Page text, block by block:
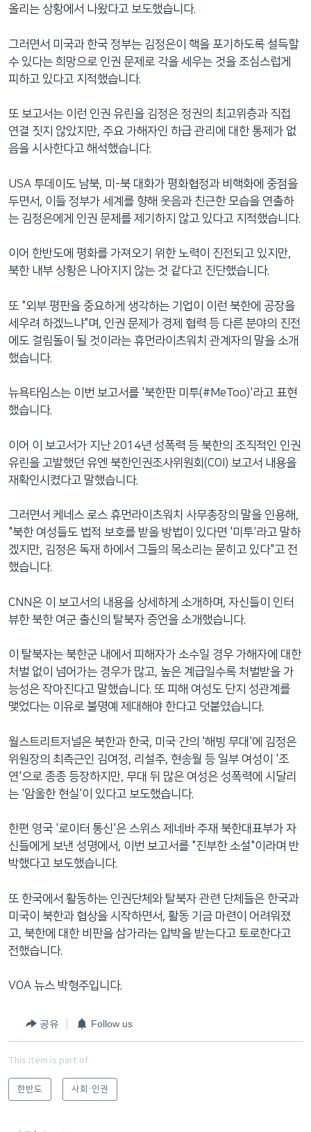
올리는 상황에서 나왔다고 보도했습니다.
그러면서 미국과 한국 정부는 김정은이 핵을 포기하도록 설득할
수 있다는 희망으로 인권 문제로 각을 세우는 것을 조심스럽게
피하고 있다고 지적했습니다.
또 보고서는 이런 인권 유린을 김정은 정권의 최고위층과 직접
연결 짓지 않았지만, 주요 가해자인 하급 관리에 대한 통제가 없
음을 시사한다고 해석했습니다.
USA 투데이도 남북, 미-북 대화가 평화협정과 비핵화에 중점을
두면서, 이들 정부가 세계를 향해 웃음과 친근한 모습을 연출하
는 김정은에게 인권 문제를 제기하지 않고 있다고 지적했습니다.
이어 한반도에 평화를 가져오기 위한 노력이 진전되고 있지만,
북한 내부 상황은 나아지지 않는 것 같다고 진단했습니다.
또 "외부 평판을 중요하게 생각하는 기업이 이런 북한에 공장을
세우려 하겠느냐"며, 인권 문제가 경제 협력 등 다른 분야의 진전
에도 걸림돌이 될 것이라는 휴먼라이츠워치 관계자의 말을 소개
했습니다.
뉴욕타임스는 이번 보고서를 '북한판 미투(#MeToo)'라고 표현
했습니다.
이어 이 보고서가 지난 2014년 성폭력 등 북한의 조직적인 인권
유린을 고발했던 유엔 북한인권조사위원회(COI) 보고서 내용을
재확인시켰다고 말했습니다.
그러면서 케네스 로스 휴먼라이츠워치 사무총장의 말을 인용해,
"북한 여성들도 법적 보호를 받을 방법이 있다면 '미투'라고 말하
겠지만, 김정은 독재 하에서 그들의 목소리는 묻히고 있다"고 전
했습니다.
CNN은 이 보고서의 내용을 상세하게 소개하며, 자신들이 인터
뷰한 북한 여군 출신의 탈북자 증언을 소개했습니다.
이 탈북자는 북한군 내에서 피해자가 소수일 경우 가해자에 대한
처벌 없이 넘어가는 경우가 많고, 높은 계급일수록 처벌받을 가
능성은 작아진다고 말했습니다. 또 피해 여성도 단지 성관계를
맺었다는 이유로 불명예 제대해야 한다고 덧붙였습니다.
월스트리트저널은 북한과 한국, 미국 간의 '해빙 무대'에 김정은
위원장의 최측근인 김여정, 리설주, 현송월 등 일부 여성이 '조
연'으로 종종 등장하지만, 무대 뒤 많은 여성은 성폭력에 시달리
는 '암울한 현실'이 있다고 보도했습니다.
한편 영국 '로이터 통신'은 스위스 제네바 주재 북한대표부가 자
신들에게 보낸 성명에서, 이번 보고서를 "진부한 소설"이라며 반
박했다고 보도했습니다.
또 한국에서 활동하는 인권단체와 탈북자 관련 단체들은 한국과
미국이 북한과 협상을 시작하면서, 활동 기금 마련이 어려워졌
고, 북한에 대한 비판을 삼가라는 압박을 받는다고 토로한다고
전했습니다.
VOA 뉴스 박형주입니다.
공유 Follow us
This item is part of
한반도 사회·인권